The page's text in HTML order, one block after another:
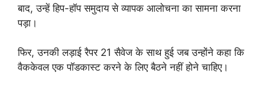
बाद, उन्हें हिप-हॉप समुदाय से व्यापक आलोचना का सामना करना
पड़ा।
फिर, उनकी लड़ाई रैपर 21 सैवेज के साथ हुई जब उन्होंने कहा कि
वैककेवल एक पॉडकास्ट करने के लिए बैठने नहीं होने चाहिए।